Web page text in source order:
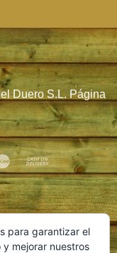
Duero S.L. Página
para garantizar el
mejorar nuestros